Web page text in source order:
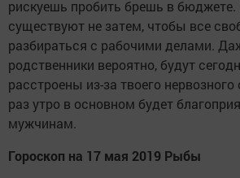
рискуешь пробить брешь в
существуют не затем, чтобы все
разбираться с рабочими делами.
родственники вероятно, будут
расстроены из-за твоего
раз утро в основном будет
мужчинам.
Гороскоп на 17 мая 2019 Рыбы